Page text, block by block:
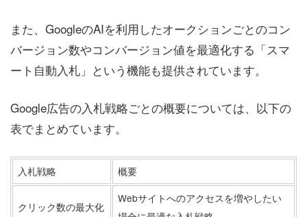
また、GoogleのAIを利用したオークションごとのコン
バージョン数やコンバージョン値を最適化する「スマ
ート自動入札」という機能も提供されています。
Google広告の入札戦略ごとの概要については、以下の
表でまとめています。
入札戦略 概要
クリック数の最大化
Webサイトへのアクセスを増やしたい